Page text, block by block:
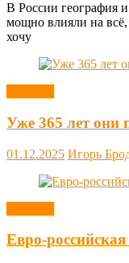
В России география
мощно влияли на
хочу
Уже 365 лет они
01.12.2025 Игорь
Евро-